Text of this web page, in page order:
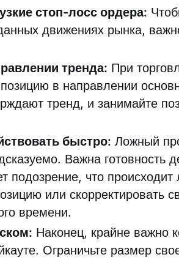
стоп-лосс ордера:
движениях рынка,
тренда: При
в направлении
тренд, и занимайте
быстро: Ложный
Важна готовность
подозрение, что
или скорректировать
времени.
Наконец, крайне важно
Ограничьте размер